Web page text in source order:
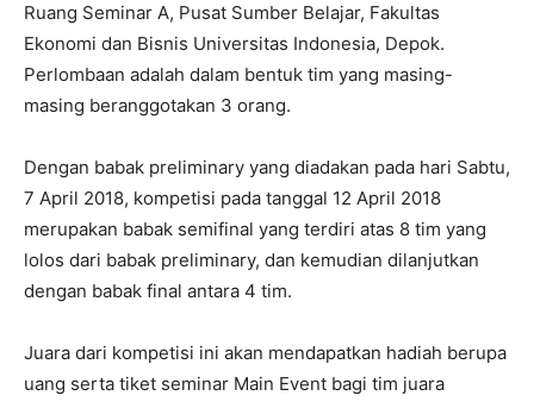
Ruang Seminar A, Pusat Sumber Belajar, Fakultas
Ekonomi dan Bisnis Universitas Indonesia, Depok.
Perlombaan adalah dalam bentuk tim yang masing-
masing beranggotakan 3 orang.
Dengan babak preliminary yang diadakan pada hari Sabtu,
7 April 2018, kompetisi pada tanggal 12 April 2018
merupakan babak semifinal yang terdiri atas 8 tim yang
lolos dari babak preliminary, dan kemudian dilanjutkan
dengan babak final antara 4 tim.
Juara dari kompetisi ini akan mendapatkan hadiah berupa
uang serta tiket seminar Main Event bagi tim juara